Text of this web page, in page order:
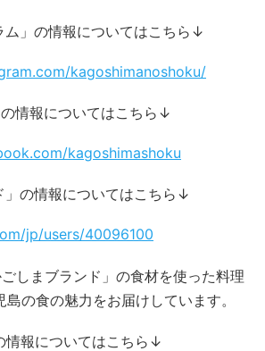
ム」の情報についてはこちら↓
kagoshimanoshoku/
情報についてはこちら↓
kagoshimashoku
」の情報についてはこちら↓
jp/users/40096100
しまブランド」の食材を使った料理
の食の魅力をお届けしています。
情報についてはこちら↓